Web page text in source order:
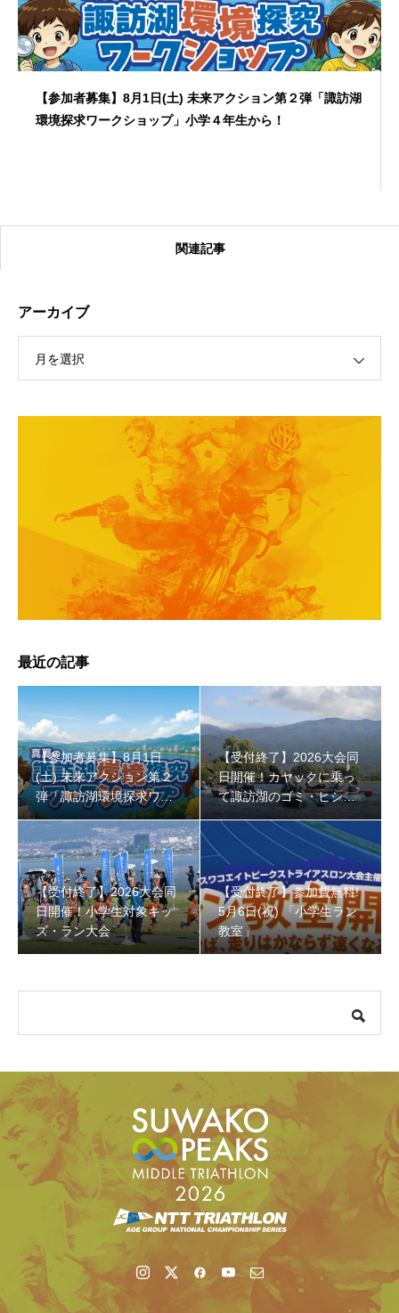
【参加者募集】8月1日(土) 未来アクション第２弾「諏訪湖
環境探求ワークショップ」小学４年生から！
【受付終了】2026大会同日開催！カヤックに乗って諏訪
【受付終了】2026大会同日開催！小学生対象キッズ・ラ
【受付終了】参加費無料! 5月6日(祝) 「小学生ラン教室」
【会議報告】諏訪地域６市町村連絡会議を開催しました
関連記事
アーカイブ
月を選択
最近の記事
【参加者募集】8月1日
(土) 未来アクション第２
弾「諏訪湖環境探求ワー
クショップ」小学４年生
から！
【受付終了】2026大会同
日開催！カヤックに乗っ
て諏訪湖のゴミ・ヒシを
回収しよう！
【受付終了】2026大会同
日開催！小学生対象キッ
ズ・ラン大会
【受付終了】参加費無料!
5月6日(祝) 「小学生ラン
教室」